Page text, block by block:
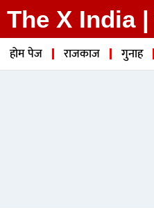
The X India |
होम पेज राजकाज गुनाह